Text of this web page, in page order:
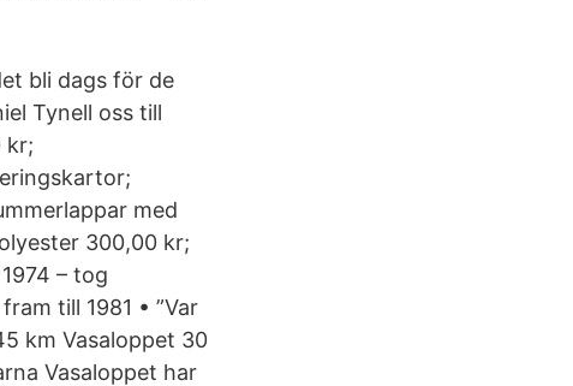
bli dags för de
Tynell oss till
kr;
med
300,00 kr;
– tog
till 1981 • ”Var
km Vasaloppet 30
Vasaloppet har